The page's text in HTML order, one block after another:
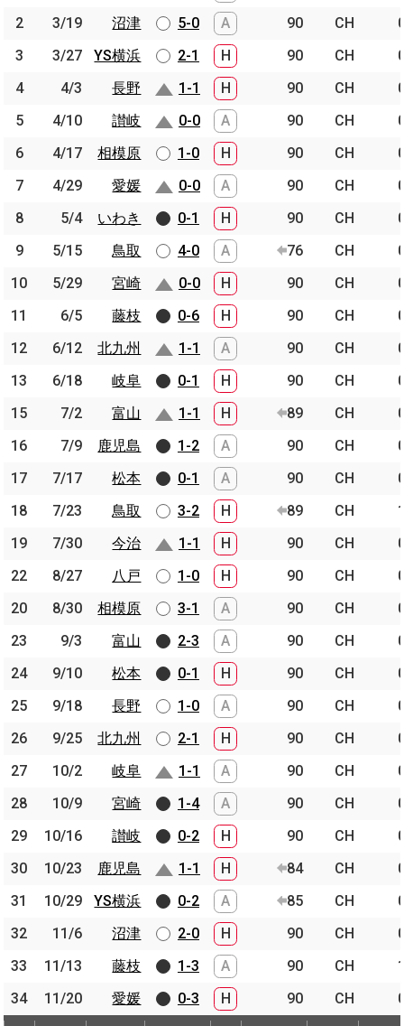
2
3/19 沼津 5-0 A 90 CH
3
3/27 YS横浜 2-1 H 90 CH
4
4/3 長野 1-1 H 90 CH
5
4/10 讃岐 0-0 A 90 CH
6
4/17 相模原 1-0 H 90 CH
7
4/29 愛媛 0-0 A 90 CH
8
5/4 いわき 0-1 H 90 CH
9
5/15 鳥取 4-0 A 76 CH
10
5/29 宮崎 0-0 H 90 CH
11
6/5 藤枝 0-6 H 90 CH
12
6/12 北九州 1-1 A 90 CH
13
6/18 岐阜 0-1 H 90 CH
15
7/2 富山 1-1 H 89 CH
16
7/9 鹿児島 1-2 A 90 CH
17
7/17 松本 0-1 A 90 CH
18
7/23 鳥取 3-2 H 89 CH
19
7/30 今治 1-1 H 90 CH
22
8/27 八戸 1-0 H 90 CH
20
8/30 相模原 3-1 A 90 CH
23
9/3 富山 2-3 A 90 CH
24
9/10 松本 0-1 H 90 CH
25
9/18 長野 1-0 A 90 CH
26
9/25 北九州 2-1 H 90 CH
27
10/2 岐阜 1-1 A 90 CH
28
10/9 宮崎 1-4 A 90 CH
29
10/16 讃岐 0-2 H 90 CH
30
10/23 鹿児島 1-1 H 84 CH
31
10/29 YS横浜 0-2 A 85 CH
32
11/6 沼津 2-0 H 90 CH
33
11/13 藤枝 1-3 A 90 CH
34
11/20 愛媛 0-3 H 90 CH
2
3/19
沼津
3
3/27
YS横浜
4
4/3
長野
5
4/10
讃岐
6
4/17
相模原
7
4/29
愛媛
8
5/4
いわき
9
5/15
鳥取
10
5/29
宮崎
11
6/5
藤枝
12
6/12
北九州
13
6/18
岐阜
15
7/2
富山
16
7/9
鹿児島
17
7/17
松本
18
7/23
鳥取
19
7/30
今治
22
8/27
八戸
20
8/30
相模原
23
9/3
富山
24
9/10
松本
25
9/18
長野
26
9/25
北九州
27
10/2
岐阜
28
10/9
宮崎
29
10/16
讃岐
30
10/23
鹿児島
31
10/29
YS横浜
32
11/6
沼津
33
11/13
藤枝
34
11/20 愛媛